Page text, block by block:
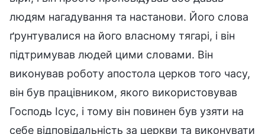
людям нагадування та настанови. Його слова
ґрунтувалися на його власному тягарі, і він
підтримував людей цими словами. Він
виконував роботу апостола церков того часу,
він був працівником, якого використовував
Господь Ісус, і тому він повинен був узяти на
себе відповідальність за церкви та виконувати